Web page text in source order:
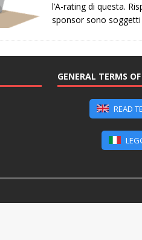
l’A-rating di questa.
sponsor sono
GENERAL TERMS
READ